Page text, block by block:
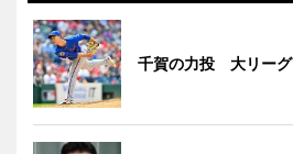
千賀の力投 大リーグ